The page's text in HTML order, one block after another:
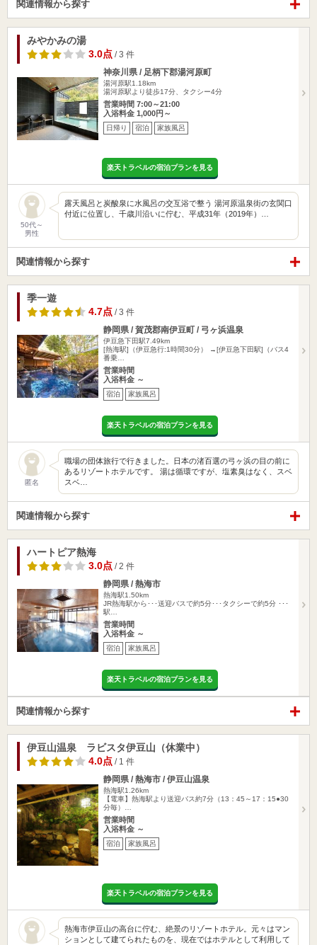
関連情報から探す
みやかみの湯
3.0点 / 3 件
神奈川県 / 足柄下郡湯河原町
湯河原駅1.18km
湯河原駅より徒歩17分、タクシー4分
営業時間 7:00～21:00
入浴料金 1,000円～
日帰り 宿泊 家族風呂
楽天トラベルの宿泊プランを見る
50代～
男性
露天風呂と炭酸泉に水風呂の交互浴で整う 湯河原温泉街の玄関口
付近に位置し、千歳川沿いに佇む、平成31年（2019年）…
関連情報から探す
季一遊
4.7点 / 3 件
静岡県 / 賀茂郡南伊豆町 / 弓ヶ浜温泉
伊豆急下田駅7.49km
[熱海駅]（伊豆急行:1時間30分） →[伊豆急下田駅]（バス4
番乗…
営業時間
入浴料金 ～
宿泊 家族風呂
楽天トラベルの宿泊プランを見る
匿名
職場の団体旅行で行きました。日本の渚百選の弓ヶ浜の目の前に
あるリゾートホテルです。 湯は循環ですが、塩素臭はなく、スベ
スベ…
関連情報から探す
ハートピア熱海
3.0点 / 2 件
静岡県 / 熱海市
熱海駅1.50km
JR熱海駅から･･･送迎バスで約5分･･･タクシーで約5分 ･･･
駅…
営業時間
入浴料金 ～
宿泊 家族風呂
楽天トラベルの宿泊プランを見る
関連情報から探す
伊豆山温泉 ラビスタ伊豆山（休業中）
4.0点 / 1 件
静岡県 / 熱海市 / 伊豆山温泉
熱海駅1.26km
【電車】熱海駅より送迎バス約7分（13：45～17：15●30
分毎）…
営業時間
入浴料金 ～
宿泊 家族風呂
楽天トラベルの宿泊プランを見る
熱海市伊豆山の高台に佇む、絶景のリゾートホテル。元々はマン
ションとして建てられたものを、現在ではホテルとして利用して